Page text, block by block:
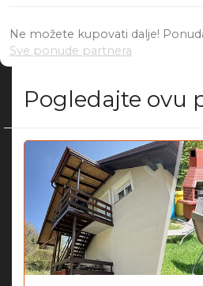
Ne možete kupovati dalje!
Sve ponude partnera
Pogledajte ovu